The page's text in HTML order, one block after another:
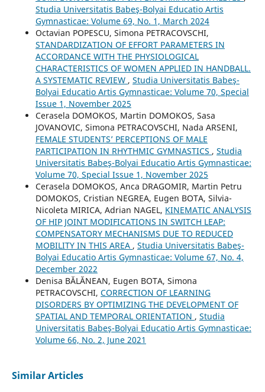
Studia Universitatis Babeş-Bolyai Educatio Artis
Gymnasticae: Volume 69, No. 1, March 2024
Octavian POPESCU, Simona PETRACOVSCHI,
STANDARDIZATION OF EFFORT PARAMETERS IN
ACCORDANCE WITH THE PHYSIOLOGICAL
CHARACTERISTICS OF WOMEN APPLIED IN HANDBALL.
A SYSTEMATIC REVIEW , Studia Universitatis Babeş-
Bolyai Educatio Artis Gymnasticae: Volume 70, Special
Issue 1, November 2025
Cerasela DOMOKOS, Martin DOMOKOS, Sasa
JOVANOVIC, Simona PETRACOVSCHI, Nada ARSENI,
FEMALE STUDENTS’ PERCEPTIONS OF MALE
PARTICIPATION IN RHYTHMIC GYMNASTICS , Studia
Universitatis Babeş-Bolyai Educatio Artis Gymnasticae:
Volume 70, Special Issue 1, November 2025
Cerasela DOMOKOS, Anca DRAGOMIR, Martin Petru
DOMOKOS, Cristian NEGREA, Eugen BOTA, Silvia-
Nicoleta MIRICA, Adrian NAGEL, KINEMATIC ANALYSIS
OF HIP JOINT MODIFICATIONS IN SWITCH LEAP:
COMPENSATORY MECHANISMS DUE TO REDUCED
MOBILITY IN THIS AREA , Studia Universitatis Babeş-
Bolyai Educatio Artis Gymnasticae: Volume 67, No. 4,
December 2022
Denisa BĂLĂNEAN, Eugen BOTA, Simona
PETRACOVSCHI, CORRECTION OF LEARNING
DISORDERS BY OPTIMIZING THE DEVELOPMENT OF
SPATIAL AND TEMPORAL ORIENTATION , Studia
Universitatis Babeş-Bolyai Educatio Artis Gymnasticae:
Volume 66, No. 2, June 2021
Similar Articles